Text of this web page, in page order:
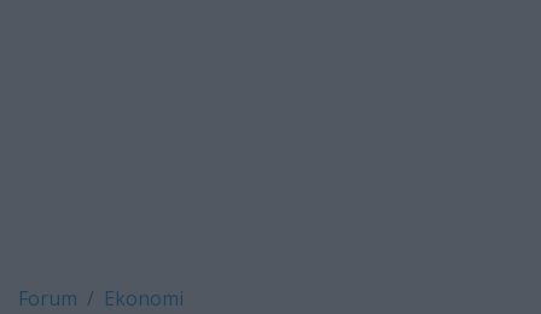
Forum
Ekonomi